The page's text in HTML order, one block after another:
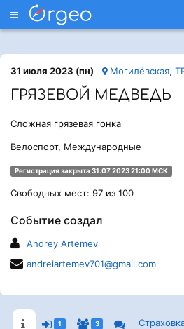
Меню
31 июля 2023 (пн) Могилёвская,
ГРЯЗЕВОЙ МЕДВЕДЬ
Сложная грязевая гонка
Велоспорт, Международные
Регистрация закрыта 31.07.2023 21:00 МСК
Свободных мест: 97 из 100
Событие создал
Andrey Artemev
andreiartemev701@gmail.com
1 3